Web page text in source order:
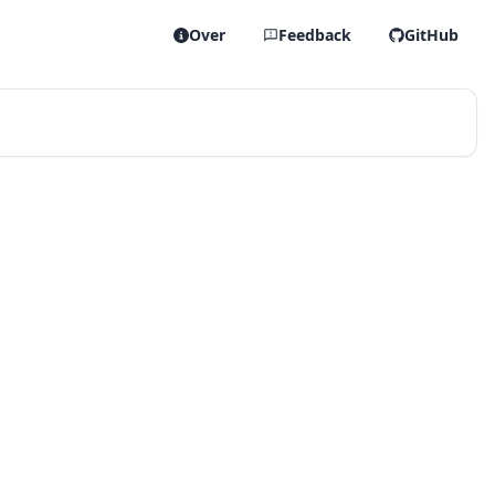
Over Feedback GitHub